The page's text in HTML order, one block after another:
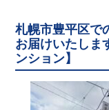
収益物件の知識
会社概要
不動産TOPICS
札幌市豊平区で
お届けいたしま
ンション】